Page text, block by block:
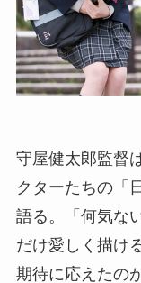
守屋健太郎監督
クターたちの「
語る。「何気な
だけ愛しく描け
期待に応えたの